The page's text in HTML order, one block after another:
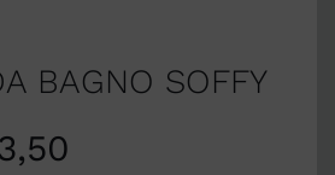
BAGNO SOFFY